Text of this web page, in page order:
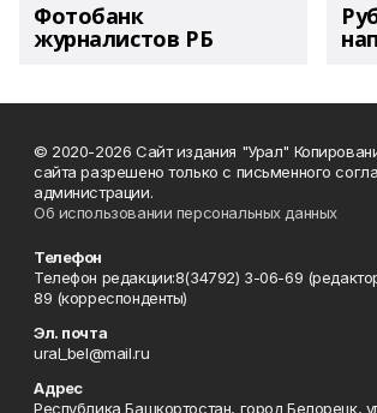
Фотобанк
журналистов РБ
© 2020-2026 Сайт издания "Урал"
сайта разрешено только с письменного
администрации.
Об использовании персональных данных
Телефон
Телефон редакции:8(34792) 3-06-69
89 (корреспонденты)
Эл. почта
ural_bel@mail.ru
Адрес
Республика Башкортостан, город Белорецк,